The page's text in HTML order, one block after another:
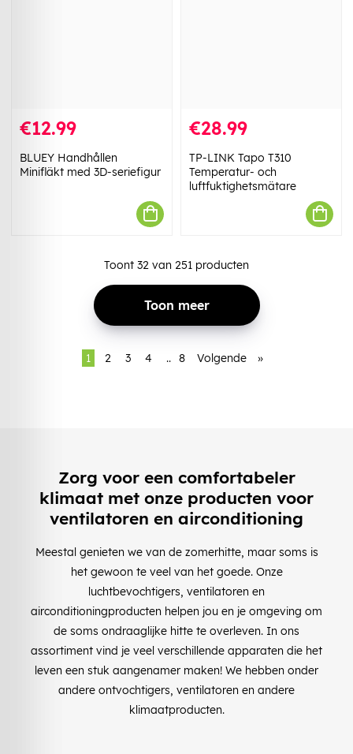
€12.99
BLUEY Handhållen
Minifläkt med 3D-seriefigur
€28.99
TP-LINK Tapo T310
Temperatur- och
luftfuktighetsmätare
Toont 32 van 251 producten
Toon meer
1 2 3 4 .. 8 Volgende »
Zorg voor een comfortabeler
klimaat met onze producten voor
ventilatoren en airconditioning
Meestal genieten we van de zomerhitte, maar soms is
het gewoon te veel van het goede. Onze
luchtbevochtigers, ventilatoren en
airconditioningproducten helpen jou en je omgeving om
de soms ondraaglijke hitte te overleven. In ons
assortiment vind je veel verschillende apparaten die het
leven een stuk aangenamer maken! We hebben onder
andere ontvochtigers, ventilatoren en andere
klimaatproducten.